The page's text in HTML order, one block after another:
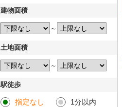
建物面積
～
土地面積
～
駅徒歩
指定なし
1分以内